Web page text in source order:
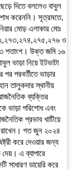
দিতে বললেও বাবুল
করেননি। সূত্রমতে,
মোড় এলাকার মোঃ
ও
শতাংশ। উক্ত জমি ১৬
ভাড়া নিয়ে ইটভাটা
পরবর্তীতে ভাড়ার
তালুকদার স্থানীয়
ব্যক্তির
ভাড়া পরিশোধ এবং
প্রভাব খাটিয়ে
রাখেন। গত জুন ২০২৪
করে দেওয়ার জন্য
এ ব্যাপারে
সাধারণ ডায়েরি করে